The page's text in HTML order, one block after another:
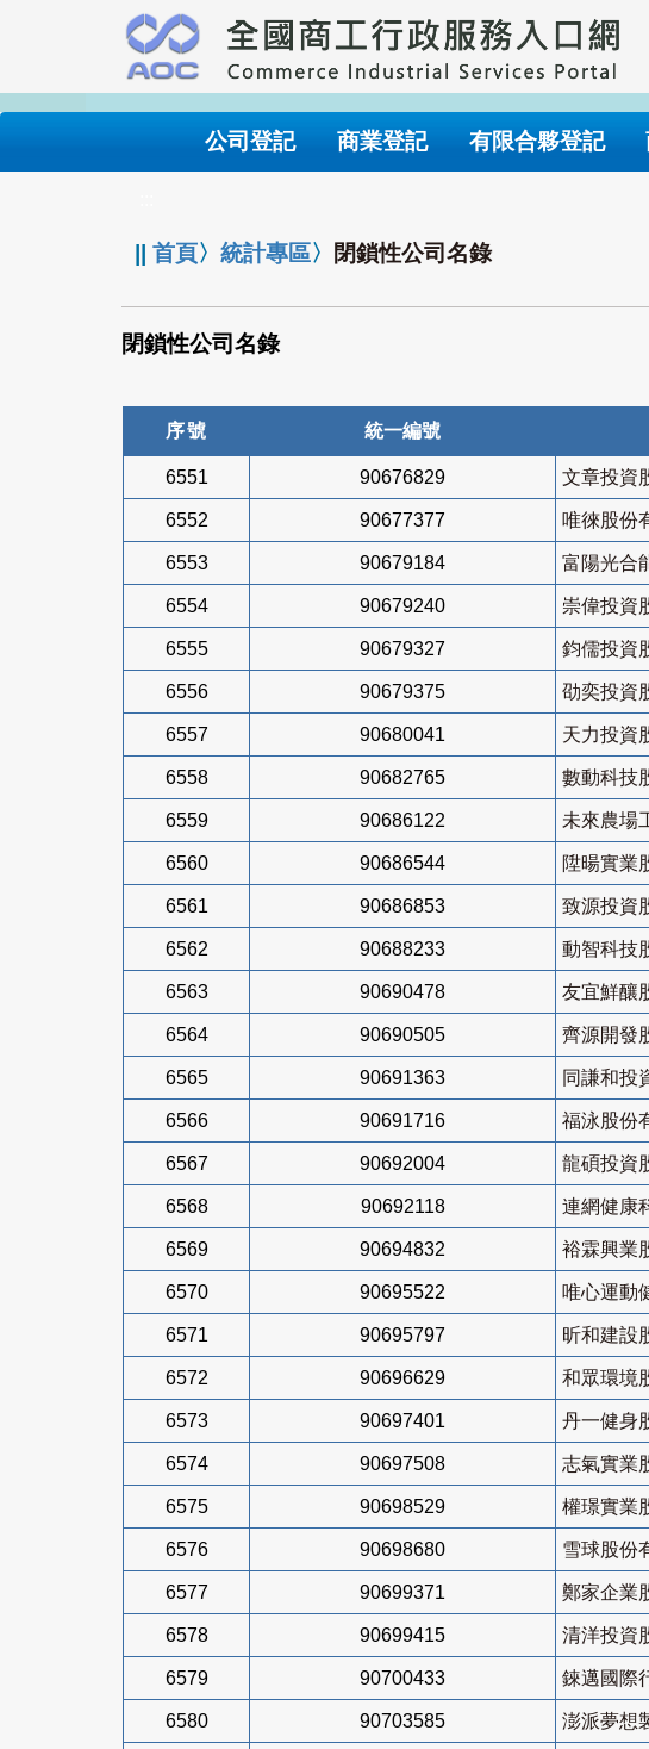
要
內
公司登記 商業登記 有限合夥登記
||首頁〉統計專區〉 閉鎖性公司名錄
閉鎖性公司名錄
序號 統一編號
6551 90676829 文章投資
6552 90677377 唯徠股份
6553 90679184 富陽光合
6554 90679240 崇偉投資
6555 90679327 鈞儒投資
6556 90679375 劭奕投資
6557 90680041 天力投資
6558 90682765 數動科技
6559 90686122 未來農場
6560 90686544 陞暘實業
6561 90686853 致源投資
6562 90688233 動智科技
6563 90690478 友宜鮮釀
6564 90690505 齊源開發
6565 90691363 同謙和投
6566 90691716 福泳股份
6567 90692004 龍碩投資
6568 90692118 連網健康
6569 90694832 裕霖興業
6570 90695522 唯心運動
6571 90695797 昕和建設
6572 90696629 和眾環境
6573 90697401 丹一健身
6574 90697508 志氣實業
6575 90698529 權璟實業
6576 90698680 雪球股份
6577 90699371 鄭家企業
6578 90699415 清洋投資
6579 90700433 錸邁國際
6580 90703585 澎派夢想